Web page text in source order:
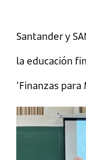
Santander y
la educación
‘Finanzas